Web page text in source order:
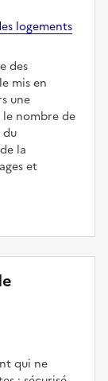
logements
des
mis en
une
nombre de
du
la
et
qui ne